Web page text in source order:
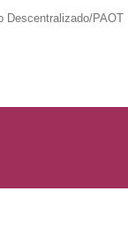
Descentralizado/PAOT